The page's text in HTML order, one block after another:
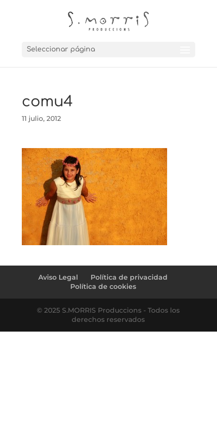
Seleccionar página
comu4
11 julio, 2012
Aviso Legal
Política de privacidad
Política de cookies
© 2025 S.MORRIS Produccions - Todos los
derechos reservados